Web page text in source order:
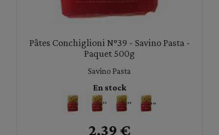
Pâtes Conchiglioni N°39 - Savino Pasta -
Paquet 500g
Savino Pasta
En stock
2,39 €